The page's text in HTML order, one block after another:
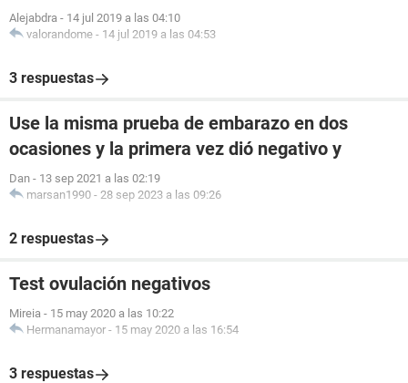
Alejabdra - 14 jul 2019 a las 04:10
valorandome - 14 jul 2019 a las 04:53
3 respuestas
Use la misma prueba de embarazo en dos
ocasiones y la primera vez dió negativo y
Dan - 13 sep 2021 a las 02:19
marsan1990 - 28 sep 2023 a las 09:26
2 respuestas
Test ovulación negativos
Mireia - 15 may 2020 a las 10:22
Hermanamayor - 15 may 2020 a las 16:54
3 respuestas